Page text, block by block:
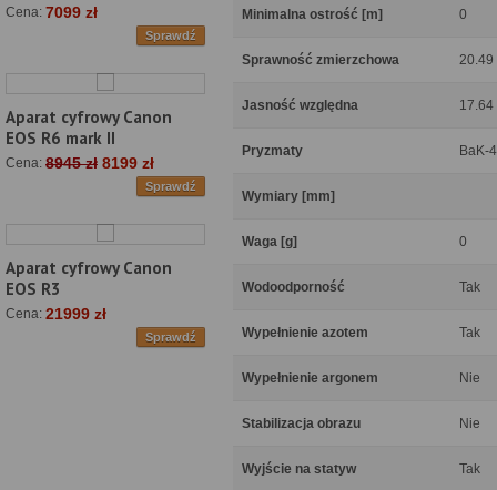
Cena: 7099 zł
Sprawdź
Aparat cyfrowy Canon
EOS R6 mark II
Cena: 8945 zł 8199 zł
Sprawdź
Aparat cyfrowy Canon
EOS R3
Cena: 21999 zł
Sprawdź
Minimalna ostrość [m] 0
Sprawność zmierzchowa 20.49
Jasność względna 17.64
Pryzmaty BaK-
Wymiary [mm]
Waga [g] 0
Wodoodporność Tak
Wypełnienie azotem Tak
Wypełnienie argonem Nie
Stabilizacja obrazu Nie
Wyjście na statyw Tak